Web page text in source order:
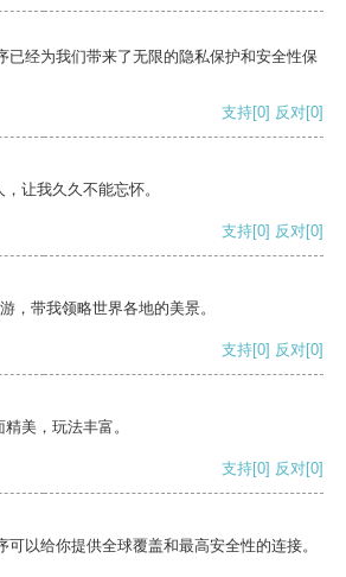
已经为我们带来了无限的隐私保护和安全性保
支持[0] 反对[0]
让我久久不能忘怀。
支持[0] 反对[0]
，带我领略世界各地的美景。
支持[0] 反对[0]
美，玩法丰富。
支持[0] 反对[0]
以给你提供全球覆盖和最高安全性的连接。